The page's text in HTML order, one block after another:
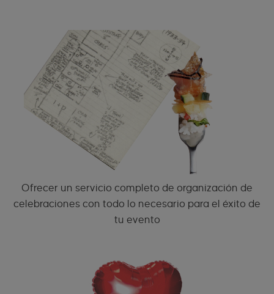
Ofrecer un servicio completo de organización de
celebraciones con todo lo necesario para el éxito de
tu evento